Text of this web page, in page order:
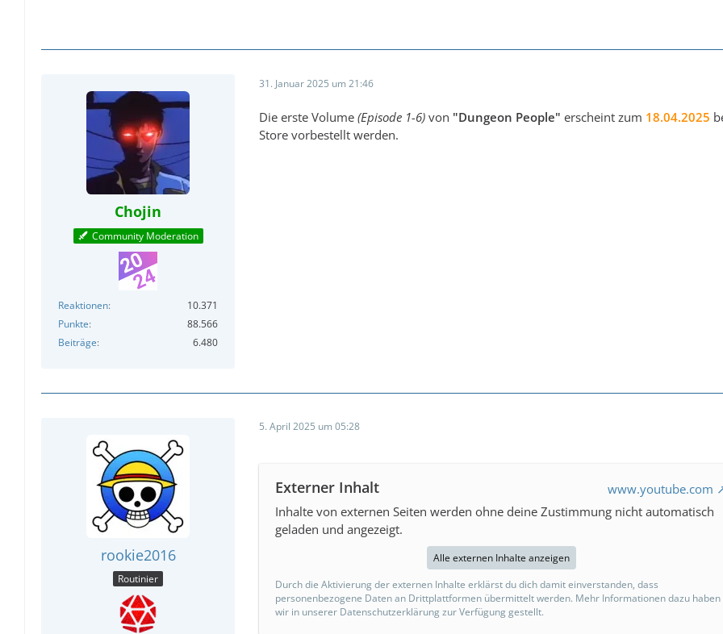
Chojin
Community Moderation
Reaktionen
10.371
Punkte
88.566
Beiträge
6.480
31. Januar 2025 um 21:46
Die erste Volume (Episode 1-6) von "Dungeon People" erscheint zum 18.04.2025
Store vorbestellt werden.
rookie2016
Routinier
5. April 2025 um 05:28
Externer Inhalt
www.youtube.com
Inhalte von externen Seiten werden ohne deine Zustimmung nicht automatisch
geladen und angezeigt.
Alle externen Inhalte anzeigen
Durch die Aktivierung der externen Inhalte erklärst du dich damit einverstanden, dass
personenbezogene Daten an Drittplattformen übermittelt werden. Mehr Informationen dazu haben
wir in unserer Datenschutzerklärung zur Verfügung gestellt.